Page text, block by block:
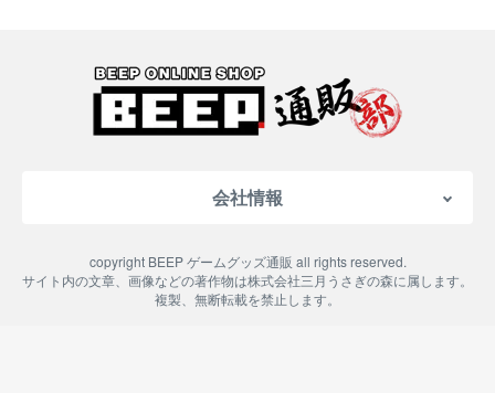
会社情報
特定商取引法に基づく表記
copyright BEEP ゲームグッズ通販 all rights reserved.
サイト内の文章、画像などの著作物は株式会社三月うさぎの森に属します。
複製、無断転載を禁止します。